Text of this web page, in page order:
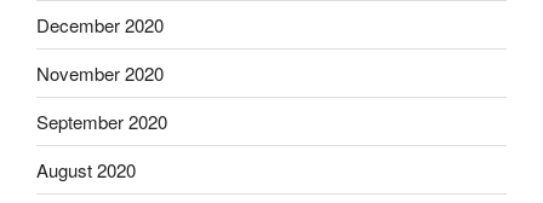
December 2020
November 2020
September 2020
August 2020